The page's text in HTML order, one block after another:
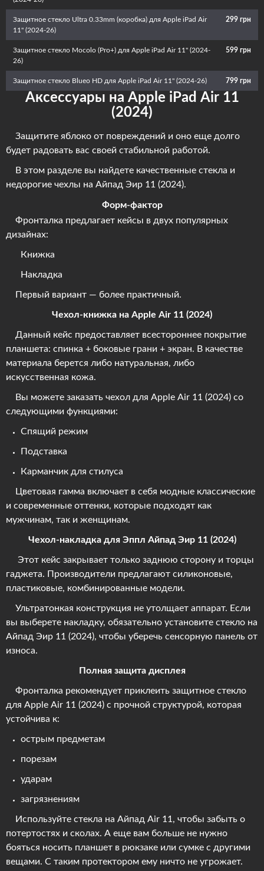
Защитное стекло Ultra 0.33mm (коробка) для Apple iPad Air
11'' (2024-26)
299 грн
Защитное стекло Mocolo (Pro+) для Apple iPad Air 11'' (2024-
26)
599 грн
Защитное стекло Blueo HD для Apple iPad Air 11'' (2024-26) 799 грн
Аксессуары на Apple iPad Air 11
(2024)
Защитите яблоко от повреждений и оно еще долго
будет радовать вас своей стабильной работой.
В этом разделе вы найдете качественные стекла и
недорогие чехлы на Айпад Эир 11 (2024).
Форм-фактор
Фронталка предлагает кейсы в двух популярных
дизайнах:
Книжка
Накладка
Первый вариант — более практичный.
Чехол-книжка на Apple Air 11 (2024)
Данный кейс предоставляет всестороннее покрытие
планшета: спинка + боковые грани + экран. В качестве
материала берется либо натуральная, либо
искусственная кожа.
Вы можете заказать чехол для Apple Air 11 (2024) со
следующими функциями:
Спящий режим
Подставка
Карманчик для стилуса
Цветовая гамма включает в себя модные классические
и современные оттенки, которые подходят как
мужчинам, так и женщинам.
Чехол-накладка для Эппл Айпад Эир 11 (2024)
Этот кейс закрывает только заднюю сторону и торцы
гаджета. Производители предлагают силиконовые,
пластиковые, комбинированные модели.
Ультратонкая конструкция не утолщает аппарат. Если
вы выберете накладку, обязательно установите стекло на
Айпад Эир 11 (2024), чтобы уберечь сенсорную панель от
износа.
Полная защита дисплея
Фронталка рекомендует приклеить защитное стекло
для Apple Air 11 (2024) с прочной структурой, которая
устойчива к:
острым предметам
порезам
ударам
загрязнениям
Используйте стекла на Айпад Air 11, чтобы забыть о
потертостях и сколах. А еще вам больше не нужно
бояться носить планшет в рюкзаке или сумке с другими
вещами. С таким протектором ему ничто не угрожает.